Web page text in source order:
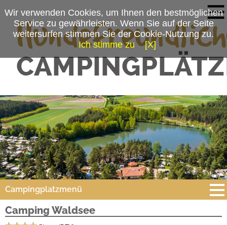
Campingplatzmenü
Platzdaten
Camping Waldsee
Wir verwenden Cookies, um Ihnen den bestmöglichen
Service zu gewährleisten. Wenn Sie auf der Seite
weitersurfen stimmen Sie der Cookie-Nutzung zu.
Ich stimme zu
[X]